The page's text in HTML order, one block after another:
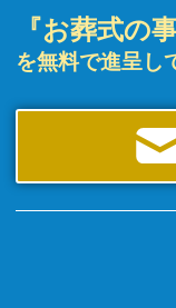
『お葬式の
を無料で進呈し